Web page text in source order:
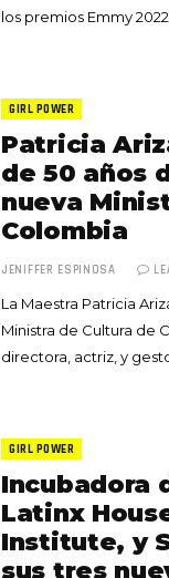
los premios Emmy
GIRL POWER
Patricia
de 50 años
nueva
Colombia
JENIFFER ESPINOSA
La Maestra Patricia
Ministra de Cultura de
directora, actriz, y
GIRL POWER
Incubadora
Latinx
Institute, y
sus tres